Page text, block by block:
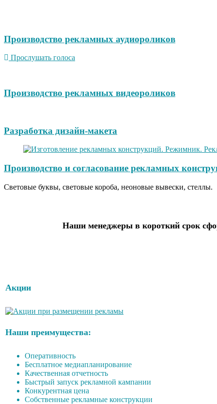
Производство рекламных аудиороликов
Прослушать голоса
Производство рекламных видеороликов
Разработка дизайн-макета
Производство и согласование рекламных
Световые буквы, световые короба, неоновые вывески, стеллы.
Наши менеджеры в короткий срок
Акции
Наши преимущества:
Оперативность
Бесплатное медиапланирование
Качественная отчетность
Быстрый запуск рекламной кампании
Конкурентная цена
Собственные рекламные конструкции